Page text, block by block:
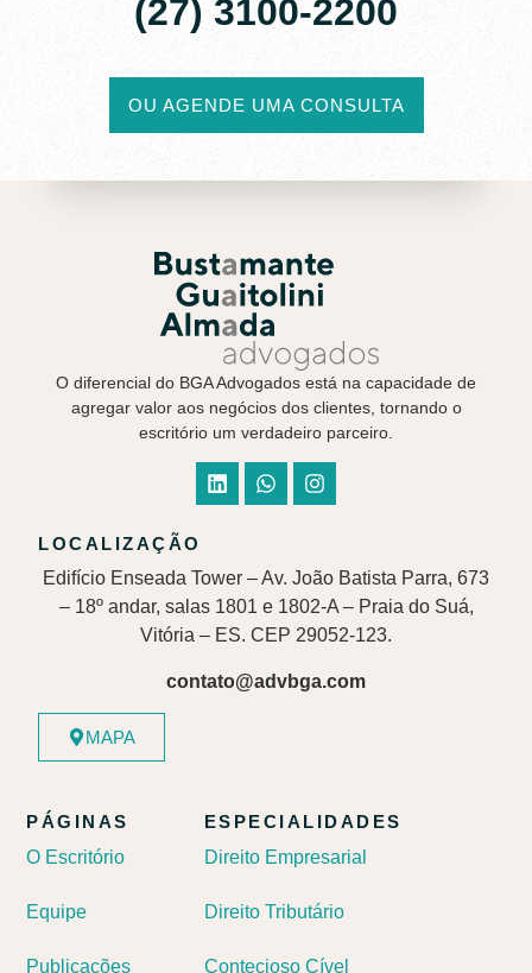
(27) 3100-2200​
OU AGENDE UMA CONSULTA
O diferencial do BGA Advogados está na capacidade de
agregar valor aos negócios dos clientes, tornando o
escritório um verdadeiro parceiro.
PÁGINAS
O Escritório
Equipe
Publicações
ESPECIALIDADES
Direito Empresarial
Direito Tributário
Contecioso Cível
LOCALIZAÇÃO
Edifício Enseada Tower – Av. João Batista Parra, 673
– 18º andar, salas 1801 e 1802-A – Praia do Suá,
Vitória – ES. CEP 29052-123.
contato@advbga.com
MAPA